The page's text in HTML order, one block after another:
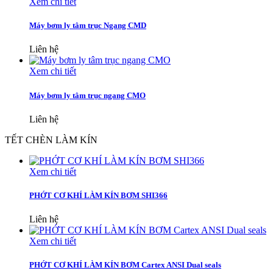
Máy bơm ly tâm trục Ngang CMD
Liên hệ
Xem chi tiết
Máy bơm ly tâm trục ngang CMO
Liên hệ
TẾT CHÈN LÀM KÍN
Xem chi tiết
PHỚT CƠ KHÍ LÀM KÍN BƠM SHI366
Liên hệ
Xem chi tiết
PHỚT CƠ KHÍ LÀM KÍN BƠM Cartex ANSI Dual seals